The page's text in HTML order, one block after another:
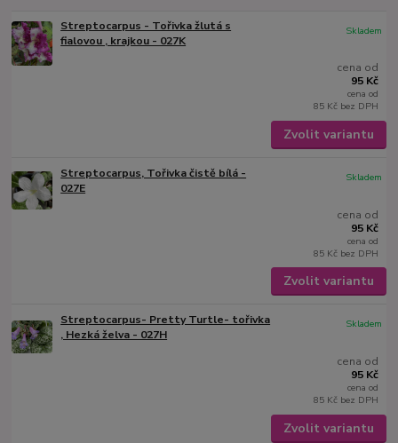
Streptocarpus - Tořivka žlutá s
fialovou , krajkou - 027K
cena od
95 Kč
cena od
85 Kč bez DPH
Skladem
Zvolit variantu
Streptocarpus, Tořivka čistě bílá -
027E
cena od
95 Kč
cena od
85 Kč bez DPH
Skladem
Zvolit variantu
Streptocarpus- Pretty Turtle- tořivka
, Hezká želva - 027H
cena od
95 Kč
cena od
85 Kč bez DPH
Skladem
Zvolit variantu